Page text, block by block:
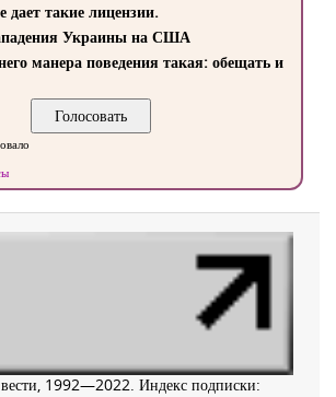
такие лицензии.
Украины на США
манера поведения такая: обещать и
1992—2022. Индекс подписки: